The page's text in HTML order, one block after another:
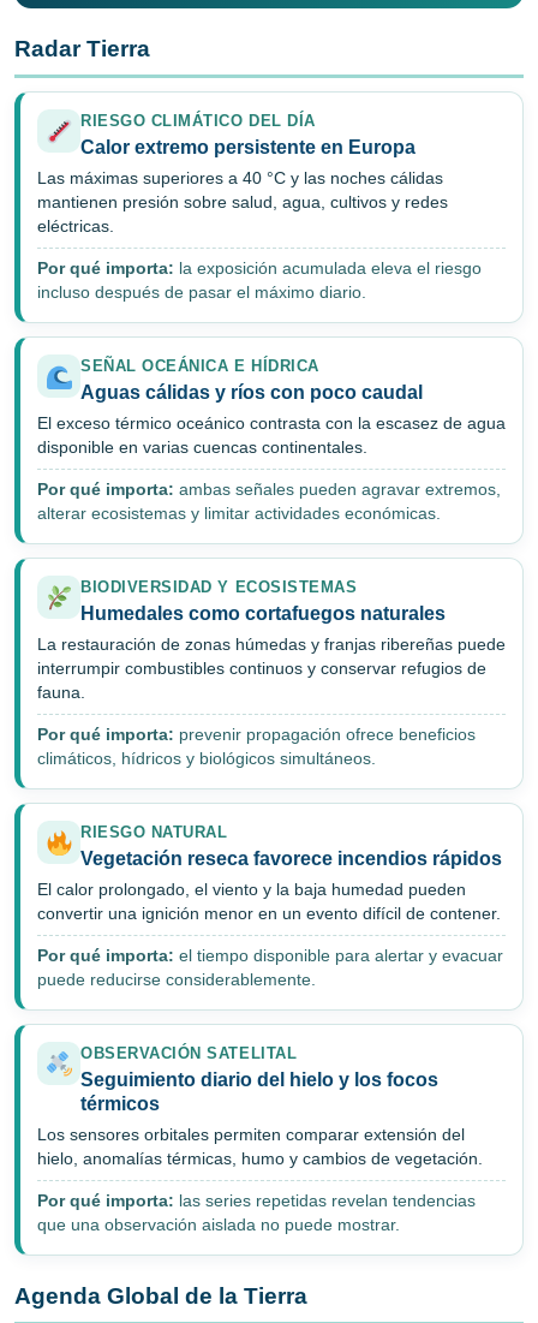
Radar Tierra
RIESGO CLIMÁTICO DEL DÍA
Calor extremo persistente en Europa
Las máximas superiores a 40 °C y las noches cálidas
mantienen presión sobre salud, agua, cultivos y redes
eléctricas.
Por qué importa: la exposición acumulada eleva el riesgo
incluso después de pasar el máximo diario.
SEÑAL OCEÁNICA E HÍDRICA
Aguas cálidas y ríos con poco caudal
El exceso térmico oceánico contrasta con la escasez de agua
disponible en varias cuencas continentales.
Por qué importa: ambas señales pueden agravar extremos,
alterar ecosistemas y limitar actividades económicas.
BIODIVERSIDAD Y ECOSISTEMAS
Humedales como cortafuegos naturales
La restauración de zonas húmedas y franjas ribereñas puede
interrumpir combustibles continuos y conservar refugios de
fauna.
Por qué importa: prevenir propagación ofrece beneficios
climáticos, hídricos y biológicos simultáneos.
RIESGO NATURAL
Vegetación reseca favorece incendios rápidos
El calor prolongado, el viento y la baja humedad pueden
convertir una ignición menor en un evento difícil de contener.
Por qué importa: el tiempo disponible para alertar y evacuar
puede reducirse considerablemente.
OBSERVACIÓN SATELITAL
Seguimiento diario del hielo y los focos
térmicos
Los sensores orbitales permiten comparar extensión del
hielo, anomalías térmicas, humo y cambios de vegetación.
Por qué importa: las series repetidas revelan tendencias
que una observación aislada no puede mostrar.
Agenda Global de la Tierra